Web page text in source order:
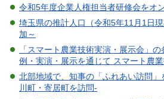
令和5年度企業人権担当者研修会をオ
埼玉県の推計人口（令和5年11月1日
加～
「スマート農業技術実演・展示会」
例・実演・展示を通じて スマート農
北部地域で、知事の「ふれあい訪問
川町・寄居町を訪問-